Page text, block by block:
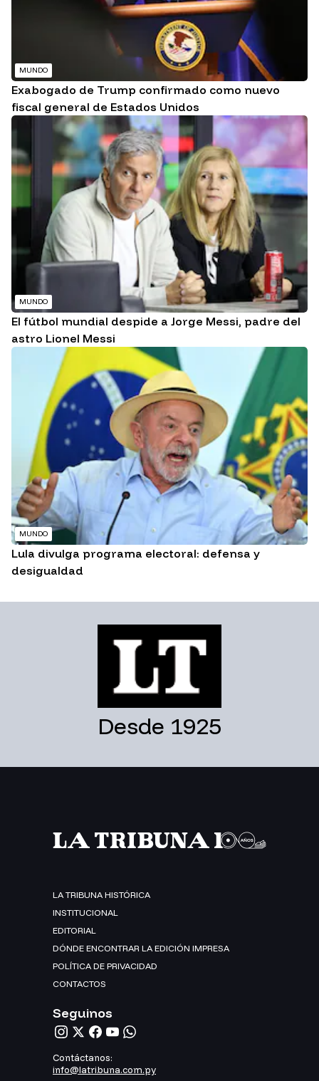
MUNDO
Exabogado de Trump confirmado como nuevo
fiscal general de Estados Unidos
MUNDO
El fútbol mundial despide a Jorge Messi, padre del
astro Lionel Messi
MUNDO
Lula divulga programa electoral: defensa y
desigualdad
Desde 1925
LA TRIBUNA HISTÓRICA
INSTITUCIONAL
EDITORIAL
DÓNDE ENCONTRAR LA EDICIÓN IMPRESA
POLÍTICA DE PRIVACIDAD
CONTACTOS
Seguinos
Contáctanos:
info@latribuna.com.py